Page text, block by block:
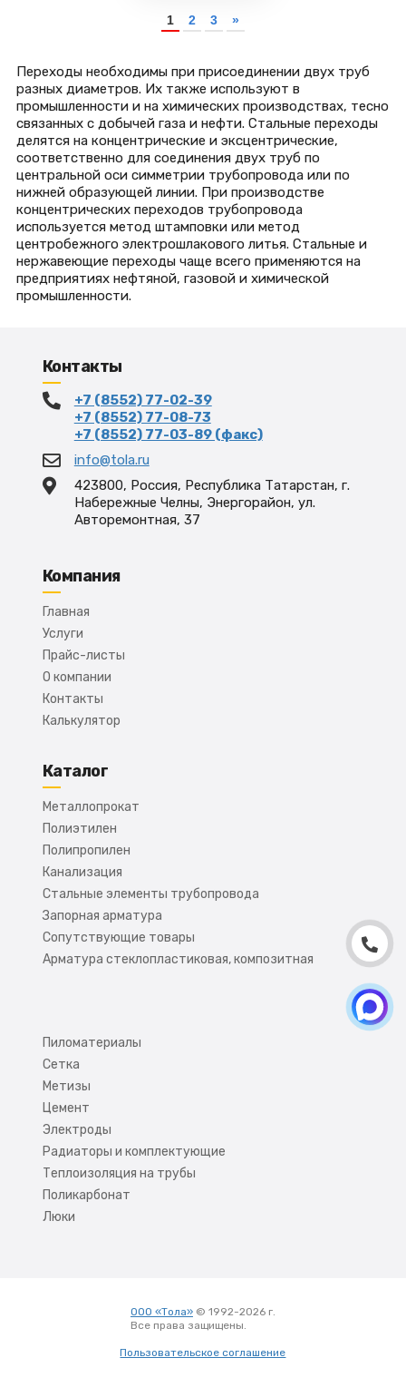
1 2 3 »
Переходы необходимы при присоединении двух труб
разных диаметров. Их также используют в
промышленности и на химических производствах, тесно
связанных с добычей газа и нефти. Стальные переходы
делятся на концентрические и эксцентрические,
соответственно для соединения двух труб по
центральной оси симметрии трубопровода или по
нижней образующей линии. При производстве
концентрических переходов трубопровода
используется метод штамповки или метод
центробежного электрошлакового литья. Стальные и
нержавеющие переходы чаще всего применяются на
предприятиях нефтяной, газовой и химической
промышленности.
Контакты
+7 (8552) 77-02-39
+7 (8552) 77-08-73
+7 (8552) 77-03-89 (факс)
info@tola.ru
423800, Россия, Республика Татарстан, г.
Набережные Челны, Энергорайон, ул.
Авторемонтная, 37
Компания
Главная
Услуги
Прайс-листы
О компании
Контакты
Калькулятор
Каталог
Металлопрокат
Полиэтилен
Полипропилен
Канализация
Стальные элементы трубопровода
Запорная арматура
Сопутствующие товары
Арматура стеклопластиковая, композитная
Пиломатериалы
Сетка
Метизы
Цемент
Электроды
Радиаторы и комплектующие
Теплоизоляция на трубы
Поликарбонат
Люки
ООО «Тола»© 1992-2026 г.
Все права защищены.
Пользовательское соглашение